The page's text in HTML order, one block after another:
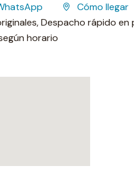
Cómo llegar
Despacho rápido en
horario